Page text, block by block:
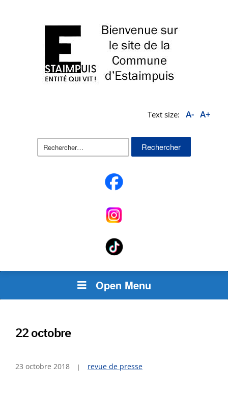
Text size: A- A+
Rechercher :
Open Menu
22 octobre
23 octobre 2018 revue de presse